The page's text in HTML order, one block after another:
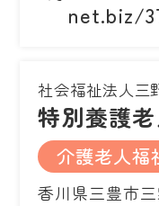
net.biz/
社会福祉法人三
特別養護
介護老人福
香川県三豊市